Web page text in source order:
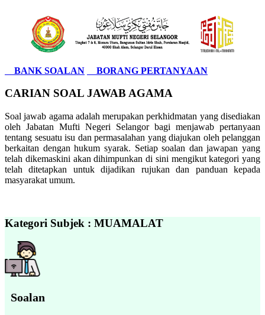
BANK SOALAN BORANG PERTANYAAN
CARIAN SOAL JAWAB AGAMA
Soal jawab agama adalah merupakan perkhidmatan yang disediakan
oleh Jabatan Mufti Negeri Selangor bagi menjawab pertanyaan
tentang sesuatu isu dan permasalahan yang diajukan oleh pelanggan
berkaitan dengan hukum syarak. Setiap soalan dan jawapan yang
telah dikemaskini akan dihimpunkan di sini mengikut kategori yang
telah ditetapkan untuk dijadikan rujukan dan panduan kepada
masyarakat umum.
Kategori Subjek : MUAMALAT
Soalan